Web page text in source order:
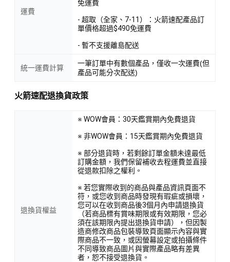
運費
免運費
- 超取（全家、7-11）：火箭速配產品訂
單價格超過$490免運費
- 暫不支援離島配送
統一運費計算
一筆訂單中有數個產品，僅收一次運費(但
產品可能分次配送)
火箭速配退換貨政策
退換貨權益
※ WOW會員：30天鑑賞期內免費退貨
※ 非WOW會員：15天鑑賞期內免費退貨
※ 部分退貨時，若剩餘訂單金額未達最低
訂購金額，我們保留補收去程運費並直接
從退款扣除之權利。
※ 若您實際收到的商品與產品資訊頁面不
符，或您收到商品時發現有瑕疵或損壞，
您可以在收到商品後3個月內申請退換貨
（若商品標有賞味期限或有效期限，您必
須在該期限內提出退換貨申請），但因製
造商修改商品包裝導致頁面顯示內容與實
際商品不一致，或因螢幕設定或拍攝條件
不同導致商品圖片與實際產品略有差異
者，恕不接受退換貨。